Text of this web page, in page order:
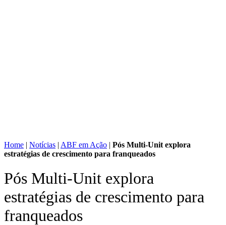
Home | Notícias | ABF em Ação | Pós Multi-Unit explora
estratégias de crescimento para franqueados
Pós Multi-Unit explora
estratégias de crescimento para
franqueados